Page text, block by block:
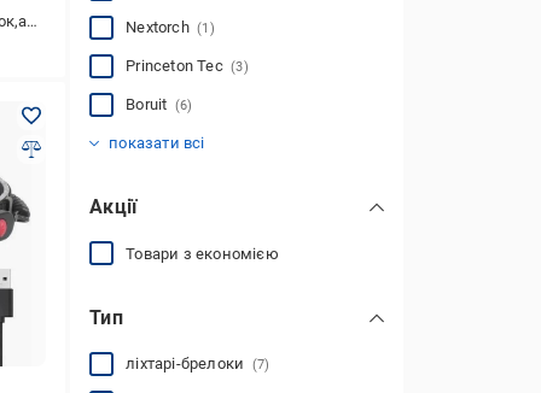
Nextorch(1)
Princeton Tec(3)
Boruit (6)
показати всі
Акції
Товари з економією
Тип
ліхтарі-брелоки (7)